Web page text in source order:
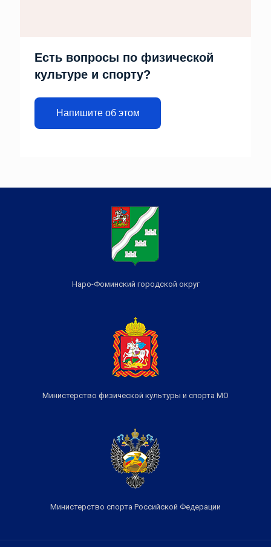
Есть вопросы по физической
культуре и спорту?
Напишите об этом
Наро-Фоминский городской округ
Министерство физической культуры и спорта МО
Министерство спорта Российской Федерации